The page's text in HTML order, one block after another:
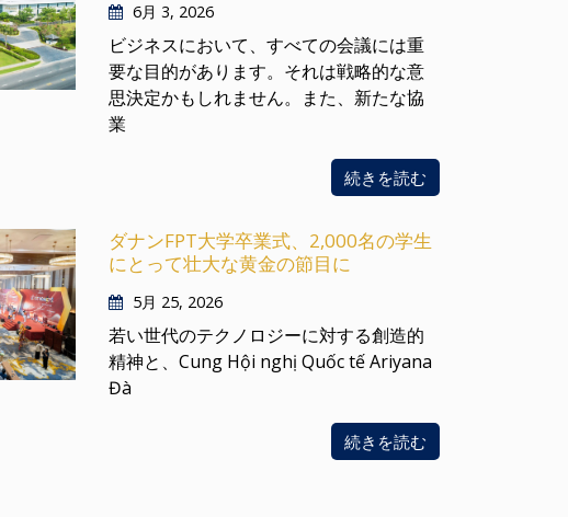
6月 3, 2026
ビジネスにおいて、すべての会議には重
要な目的があります。それは戦略的な意
思決定かもしれません。また、新たな協
業
続きを読む
ダナンFPT大学卒業式、2,000名の学生
にとって壮大な黄金の節目に
5月 25, 2026
若い世代のテクノロジーに対する創造的
精神と、Cung Hội nghị Quốc tế Ariyana
Đà
続きを読む